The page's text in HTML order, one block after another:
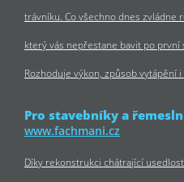
trávníku. Co všechno dnes zvládne
který vás nepřestane bavit po první
Rozhoduje výkon, způsob vytápění
Pro stavebníky a
www.fachmani.cz
Díky rekonstrukci chátrající